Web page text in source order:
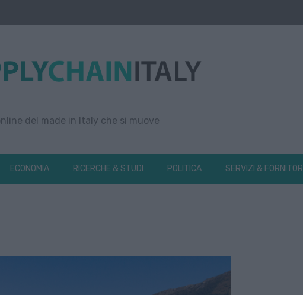
del made in Italy che si muove
ECONOMIA RICERCHE & STUDI POLITICA SERVIZI & FORNITORI